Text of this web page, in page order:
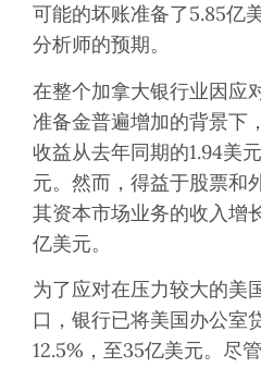
可能的坏账准备了5.85亿
分析师的预期。
在整个加拿大银行业因应
准备金普遍增加的背景下
收益从去年同期的1.94美
元。然而，得益于股票和
其资本市场业务的收入增
亿美元。
为了应对在压力较大的美
口，银行已将美国办公室
12.5%，至35亿美元。尽